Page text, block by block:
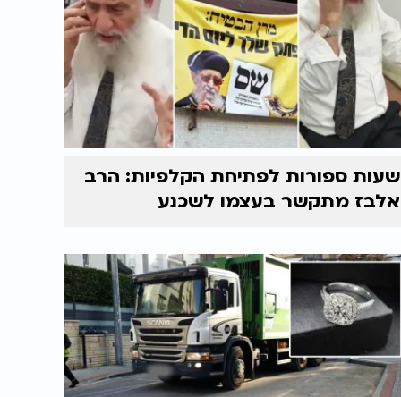
שעות ספורות לפתיחת הקלפיות: הרב
אלבז מתקשר בעצמו לשכנע